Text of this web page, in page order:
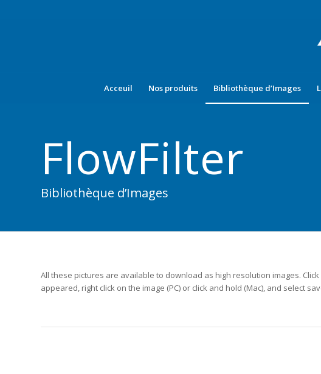
Acceuil Nos produits Bibliothèque d’Images
FlowFilter
Bibliothèque d’Images
All these pictures are available to download as high resolution images.
appeared, right click on the image (PC) or click and hold (Mac), and select